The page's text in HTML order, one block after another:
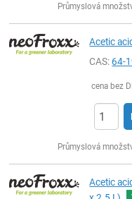
Průmyslová
Acetic
CAS:64-
cena bez
Průmyslová
Acetic